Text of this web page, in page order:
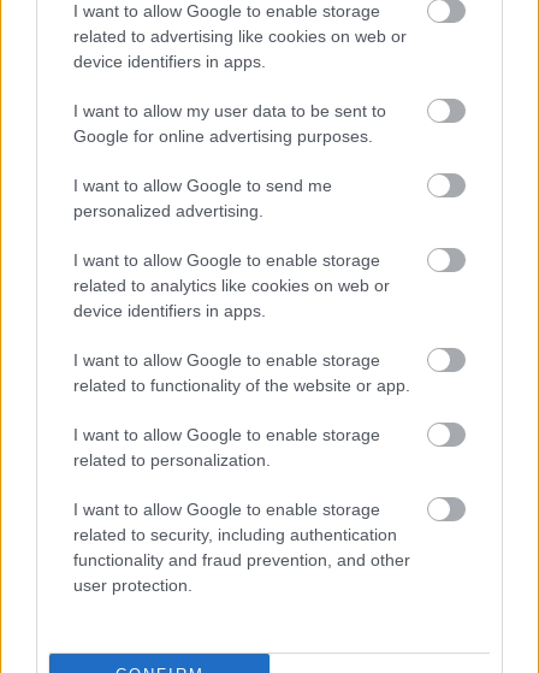
I want to allow Google to enable storage
related to advertising like cookies on web or
device identifiers in apps.
I want to allow my user data to be sent to
Google for online advertising purposes.
I want to allow Google to send me
personalized advertising.
I want to allow Google to enable storage
related to analytics like cookies on web or
device identifiers in apps.
I want to allow Google to enable storage
related to functionality of the website or app.
I want to allow Google to enable storage
related to personalization.
I want to allow Google to enable storage
related to security, including authentication
functionality and fraud prevention, and other
user protection.
A Magyar Kanizsai Udvari Kamaraszínház társulata
ez alkalomra különleges ötlettel rukkolt elő: Horváth
A pestisjárvány és a koronavírus
színháztörténeti találkozása
mtothorsi•2020. június 02.
Csákányi Eszter és Kulka János is kamerát ragad a